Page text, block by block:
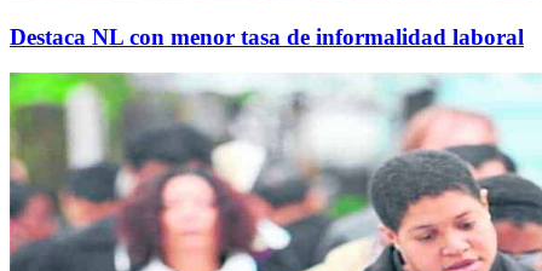
Destaca NL con menor tasa de informalidad laboral